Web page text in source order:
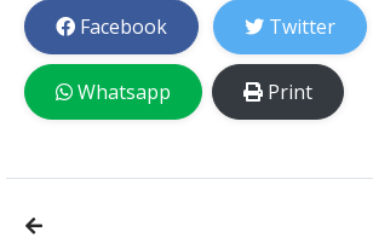
Facebook Twitter
Whatsapp Print